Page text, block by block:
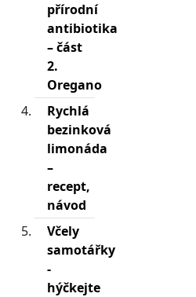
přírodní
antibiotika
– část
2.
Oregano
Rychlá
bezinková
limonáda
–
recept,
návod
Včely
samotářky
-
hýčkejte